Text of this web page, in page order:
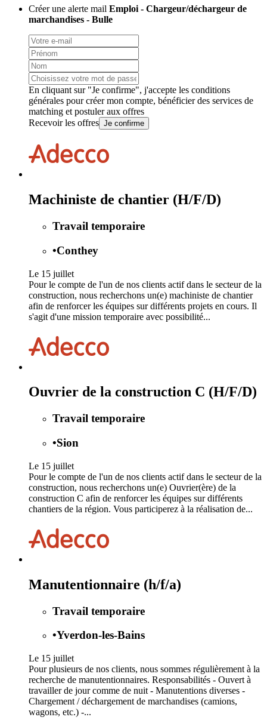
Créer une alerte mail Emploi - Chargeur/déchargeur de
marchandises - Bulle
En cliquant sur "Je confirme", j'accepte les conditions
générales pour créer mon compte, bénéficier des services de
matching et postuler aux offres
Recevoir les offres Je confirme
Machiniste de chantier (H/F/D)
Travail temporaire
•Conthey
Le 15 juillet
Pour le compte de l'un de nos clients actif dans le secteur de la
construction, nous recherchons un(e) machiniste de chantier
afin de renforcer les équipes sur différents projets en cours. Il
s'agit d'une mission temporaire avec possibilité...
Ouvrier de la construction C (H/F/D)
Travail temporaire
•Sion
Le 15 juillet
Pour le compte de l'un de nos clients actif dans le secteur de la
construction, nous recherchons un(e) Ouvrier(ère) de la
construction C afin de renforcer les équipes sur différents
chantiers de la région. Vous participerez à la réalisation de...
Manutentionnaire (h/f/a)
Travail temporaire
•Yverdon-les-Bains
Le 15 juillet
Pour plusieurs de nos clients, nous sommes régulièrement à la
recherche de manutentionnaires. Responsabilités - Ouvert à
travailler de jour comme de nuit - Manutentions diverses -
Chargement / déchargement de marchandises (camions,
wagons, etc.) -...